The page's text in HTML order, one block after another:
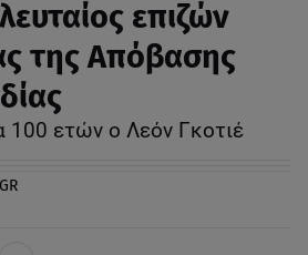
επιζών
της Απόβασης
100 ετών ο Λεόν Γκοτιέ